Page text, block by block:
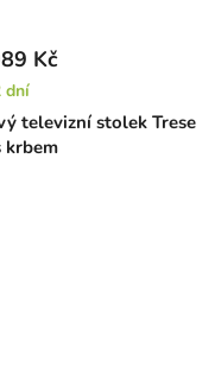
televizní stolek Trese
krbem
Kč
dní